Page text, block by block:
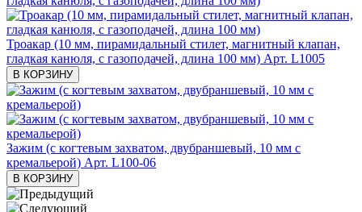
Троакар (10 мм, пирамидальный стилет, магнитный клапан,
гладкая канюля, с газоподачей, длина 100 мм) Арт. L1005
В КОРЗИНУ
Зажим (с когтевым захватом, двубраншевый, 10 мм с
кремальерой) Арт. L100-06
В КОРЗИНУ